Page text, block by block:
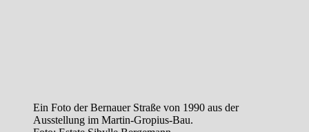
Ein Foto der Bernauer Straße von 1990 aus der
Ausstellung im Martin-Gropius-Bau.